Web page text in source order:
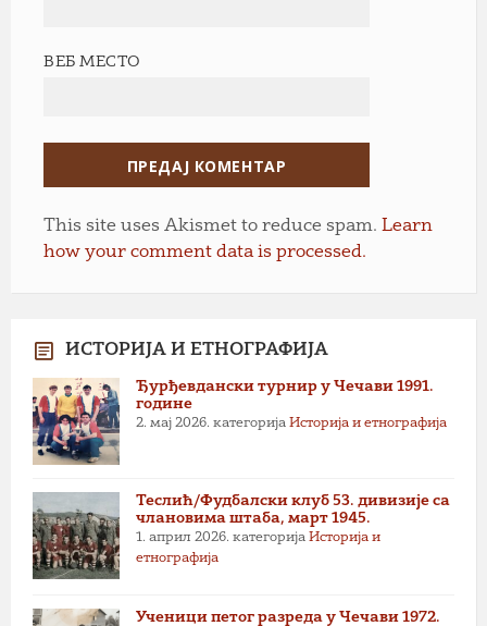
ВЕБ МЕСТО
This site uses Akismet to reduce spam. Learn
how your comment data is processed.
ИСТОРИЈА И ЕТНОГРАФИЈА
Ђурђевдански турнир у Чечави 1991.
године
2. мај 2026. категорија Историја и етнографија
Теслић/Фудбалски клуб 53. дивизије са
члановима штаба, март 1945.
1. април 2026. категорија Историја и
етнографија
Ученици петог разреда у Чечави 1972.